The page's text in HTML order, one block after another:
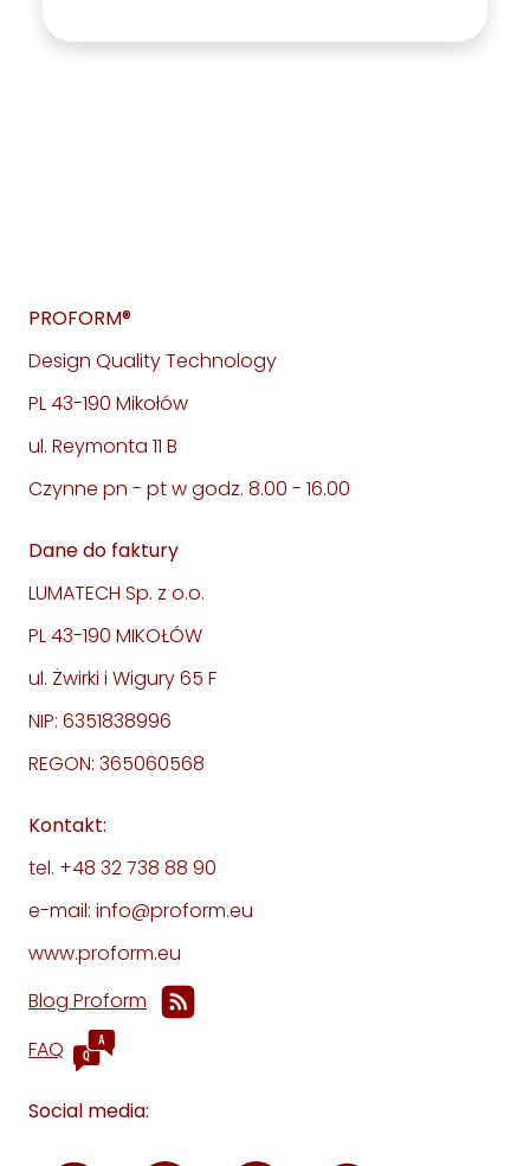
PROFORM®
Design Quality Technology
PL 43-190 Mikołów
ul. Reymonta 11 B
Czynne pn - pt w godz. 8.00 - 16.00
Dane do faktury
LUMATECH Sp. z o.o.
PL 43-190 MIKOŁÓW
ul. Żwirki i Wigury 65 F
NIP: 6351838996
REGON: 365060568
Kontakt:
tel. +48 32 738 88 90
e-mail: info@proform.eu
www.proform.eu
Blog Proform
FAQ
Social media: